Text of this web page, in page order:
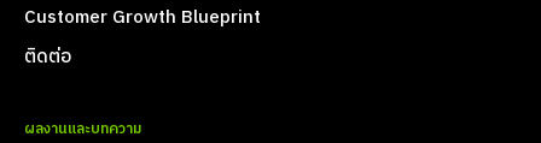
Customer Growth Blueprint
ติดต่อ
ผลงานและบทความ